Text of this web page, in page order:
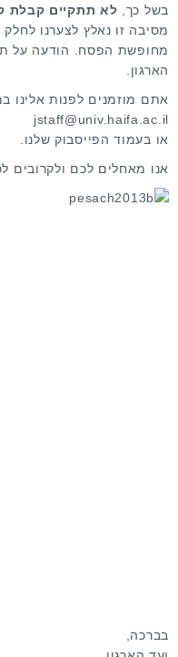
מ
ש
י
ם
5
/
בשל כך, לא תתקיים קבלת
מסיבה זו נאלץ לצערנו
מחופשת הפסח. הודעה על
הארגון.
אתם מוזמנים לפנות אלינו
jstaff@univ.haifa.ac.il
או בעמוד הפייסבוק שלנו
אנו מאחלים לכם
בברכה,